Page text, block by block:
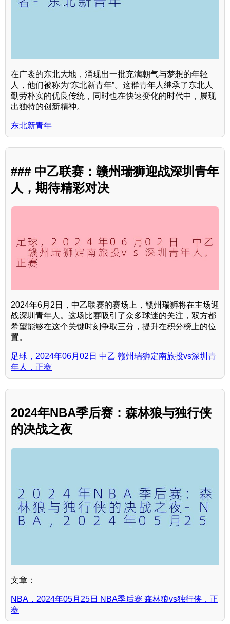
在广袤的东北大地，涌现出一批充满朝气与梦想的年轻
人，他们被称为“东北新青年”。这群青年人继承了东北人
勤劳朴实的优良传统，同时也在快速变化的时代中，展现
出独特的创新精神。
东北新青年
### 中乙联赛：赣州瑞狮迎战深圳青年
人，期待精彩对决
2024年6月2日，中乙联赛的赛场上，赣州瑞狮将在主场迎
战深圳青年人。这场比赛吸引了众多球迷的关注，双方都
希望能够在这个关键时刻争取三分，提升在积分榜上的位
置。
足球，2024年06月02日 中乙 赣州瑞狮定南旅投vs深圳青
年人，正赛
2024年NBA季后赛：森林狼与独行侠
的决战之夜
文章：
NBA，2024年05月25日 NBA季后赛 森林狼vs独行侠，正
赛